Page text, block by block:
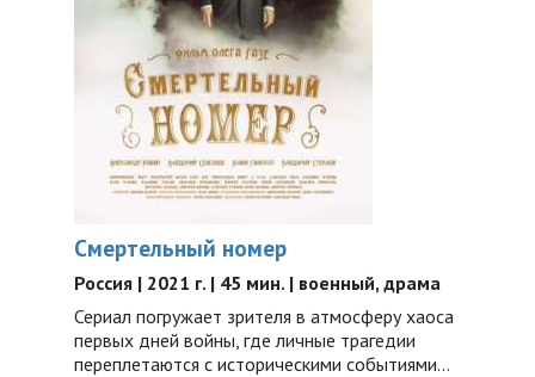
Смертельный номер
Россия | 2021 г. | 45 мин. | военный, драма
Сериал погружает зрителя в атмосферу хаоса
первых дней войны, где личные трагедии
переплетаются с историческими событиями…